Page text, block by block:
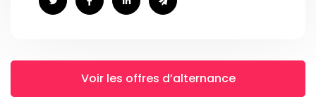
Voir les offres d’alternance